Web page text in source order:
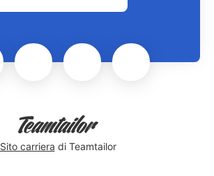
Sito carriera di Teamtailor